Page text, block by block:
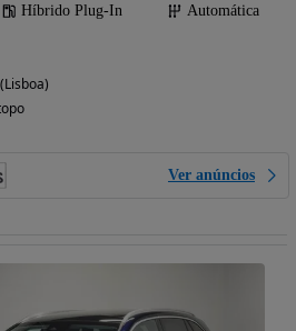
Híbrido Plug-In
Automática
Ver anúncios